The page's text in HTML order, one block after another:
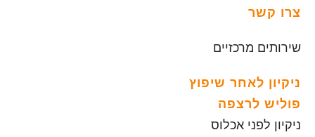
צרו קשר
שירותים מרכזיים
ניקיון לאחר שיפוץ
פוליש לרצפה
ניקיון לפני אכלוס